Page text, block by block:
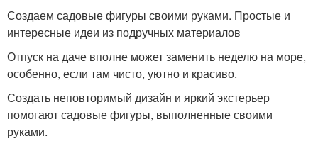
Создаем садовые фигуры своими руками. Простые и
интересные идеи из подручных материалов
Отпуск на даче вполне может заменить неделю на море,
особенно, если там чисто, уютно и красиво.
Создать неповторимый дизайн и яркий экстерьер
помогают садовые фигуры, выполненные своими
руками.